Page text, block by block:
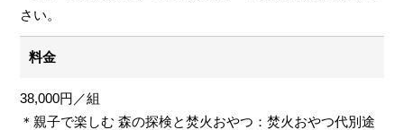
さい。
料金
38,000円／組
＊親子で楽しむ 森の探検と焚火おやつ：焚火おやつ代別途